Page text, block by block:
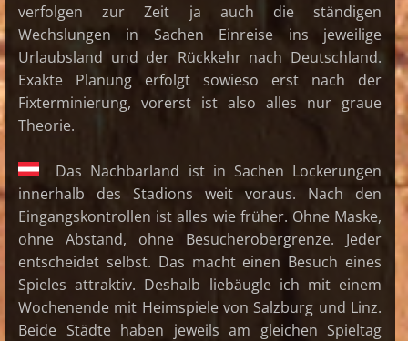
verfolgen zur Zeit ja auch die ständigen
Wechslungen in Sachen Einreise ins jeweilige
Urlaubsland und der Rückkehr nach Deutschland.
Exakte Planung erfolgt sowieso erst nach der
Fixterminierung, vorerst ist also alles nur graue
Theorie.
Das Nachbarland ist in Sachen Lockerungen
innerhalb des Stadions weit voraus. Nach den
Eingangskontrollen ist alles wie früher. Ohne Maske,
ohne Abstand, ohne Besucherobergrenze. Jeder
entscheidet selbst. Das macht einen Besuch eines
Spieles attraktiv. Deshalb liebäugle ich mit einem
Wochenende mit Heimspiele von Salzburg und Linz.
Beide Städte haben jeweils am gleichen Spieltag